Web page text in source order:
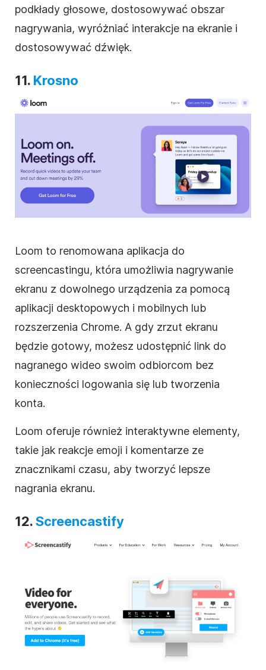
podkłady głosowe, dostosowywać obszar
nagrywania, wyróżniać interakcje na ekranie i
dostosowywać dźwięk.
11. Krosno
Loom to renomowana aplikacja do
screencastingu, która umożliwia nagrywanie
ekranu z dowolnego urządzenia za pomocą
aplikacji desktopowych i mobilnych lub
rozszerzenia Chrome. A gdy zrzut ekranu
będzie gotowy, możesz udostępnić link do
nagranego wideo swoim odbiorcom bez
konieczności logowania się lub tworzenia
konta.
Loom oferuje również interaktywne elementy,
takie jak reakcje emoji i komentarze ze
znacznikami czasu, aby tworzyć lepsze
nagrania ekranu.
12.Screencastify